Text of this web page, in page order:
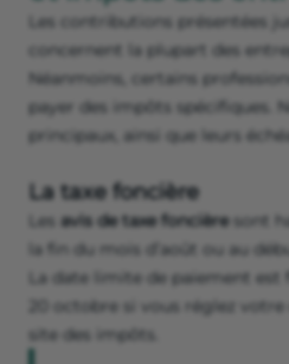
Les contributions présentées
concernent la plupart des
Néanmoins, certains
payer des impôts spécifiques.
principaux, ainsi que leurs
La taxe foncière
Les avis de taxe foncièresont
la fin du mois d’août ou au
La date limite de paiement est
20 octobre si vous réglez
site des impôts.